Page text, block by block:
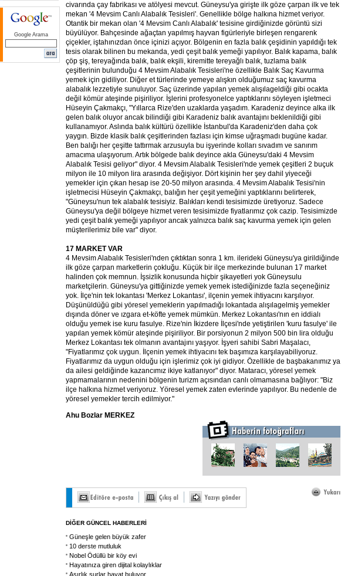
Google Arama
civarında çay fabrikası ve atölyesi mevcut. Güneysu'ya girişte ilk göze çarpan ilk ve tek
mekan '4 Mevsim Canlı Alabalık Tesisleri'. Genellikle bölge halkına hizmet veriyor.
Otantik bir mekan olan '4 Mevsim Canlı Alabalık' tesisine girdiğinizde görüntü sizi
büyülüyor. Bahçesinde ağaçtan yapılmış hayvan figürleriyle birleşen rengarenk
çiçekler, iştahınızdan önce içinizi açıyor. Bölgenin en fazla balık çeşidinin yapıldığı tek
tesis olarak bilinen bu mekanda, yedi çeşit balık yemeği yapılıyor. Balık kapama, balık
çöp şiş, tereyağında balık, balık ekşili, kiremitte tereyağlı balık, tuzlama balık
çeşitlerinin bulunduğu 4 Mevsim Alabalık Tesisleri'ne özellikle Balık Saç Kavurma
yemek için gidiliyor. Diğer et türlerinde yemeye alışkın olduğumuz saç kavurma
alabalık lezzetiyle sunuluyor. Saç üzerinde yapılan yemek alışılageldiği gibi ocakta
değil kömür ateşinde pişiriliyor. İşlerini profesyonelce yaptıklarını söyleyen işletmeci
Hüseyin Çakmakçı, "Yıllarca Rize'den uzaklarda yaşadım. Karadeniz deyince alka ilk
gelen balık oluyor ancak bilindiği gibi Karadeniz balık avantajını beklenildiği gibi
kullanamıyor. Aslında balık kültürü özellikle İstanbul'da Karadeniz'den daha çok
yaygın. Bizde klasik balık çeşitlerinden fazlası için kimse uğraşmadı bugüne kadar.
Ben balığı her çeşitte tattırmak arzusuyla bu işyerinde kolları sıvadım ve sanırım
amacıma ulaşıyorum. Artık bölgede balık deyince akla Güneysu'daki 4 Mevsim
Alabalık Tesisi geliyor" diyor. 4 Mevsim Alabalık Tesisleri'nde yemek çeşitleri 2 buçuk
milyon ile 10 milyon lira arasında değişiyor. Dört kişinin her şey dahil yiyeceği
yemekler için çıkan hesap ise 20-50 milyon arasında. 4 Mevsim Alabalık Tesisi'nin
işletmecisi Hüseyin Çakmakçı, balığın her çeşit yemeğini yaptıklarını belirterek,
"Güneysu'nun tek alabalık tesisiyiz. Balıkları kendi tesisimizde üretiyoruz. Sadece
Güneysu'ya değil bölgeye hizmet veren tesisimizde fiyatlarımız çok cazip. Tesisimizde
yedi çeşit balık yemeği yapılıyor ancak yalnızca balık saç kavurma yemek için gelen
müşterilerimiz bile var" diyor.
17 MARKET VAR
4 Mevsim Alabalık Tesisleri'nden çıktıktan sonra 1 km. ilerideki Güneysu'ya girildiğinde
ilk göze çarpan marketlerin çokluğu. Küçük bir ilçe merkezinde bulunan 17 market
halinden çok memnun. İşsizlik konusunda hiçbir şikayetleri yok Güneysulu
marketçilerin. Güneysu'ya gittiğinizde yemek yemek istediğinizde fazla seçeneğiniz
yok. İlçe'nin tek lokantası 'Merkez Lokantası', ilçenin yemek ihtiyacını karşılıyor.
Düşünüldüğü gibi yöresel yemeklerin yapılmadığı lokantada alışılagelmiş yemekler
dışında döner ve ızgara et-köfte yemek mümkün. Merkez Lokantası'nın en iddialı
olduğu yemek ise kuru fasulye. Rize'nin İkizdere İlçesi'nde yetiştirilen 'kuru fasulye' ile
yapılan yemek kömür ateşinde pişiriliyor. Bir porsiyonun 2 milyon 500 bin lira olduğu
Merkez Lokantası tek olmanın avantajını yaşıyor. İşyeri sahibi Sabri Maşalacı,
"Fiyatlarımız çok uygun. İlçenin yemek ihtiyacını tek başımıza karşılayabiliyoruz.
Fiyatlarımız da uygun olduğu için işlerimiz çok iyi gidiyor. Özellikle de başbakanımız ya
da ailesi geldiğinde kazancımız ikiye katlanıyor" diyor. Mataracı, yöresel yemek
yapmamalarının nedenini bölgenin turizm açısından canlı olmamasına bağlıyor: "Biz
ilçe halkına hizmet veriyoruz. Yöresel yemek zaten evlerinde yapılıyor. Bu nedenle de
yöresel yemekler tercih edilmiyor."
Ahu Bozlar MERKEZ
DİĞER GÜNCEL HABERLERİ
Güneşle gelen büyük zafer
10 derste mutluluk
Nobel Ödüllü bir köy evi
Hayatınıza giren dijital kolaylıklar
Asırlık surlar hayat buluyor